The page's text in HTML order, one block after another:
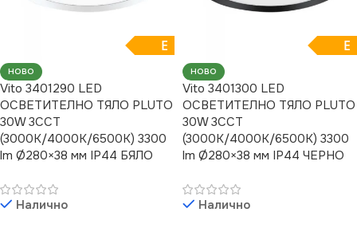
E
НОВО
Vito 3401290 LED
ОСВЕТИТЕЛНО ТЯЛО PLUTO
30W 3CCT
(3000K/4000K/6500K) 3300
lm Ø280×38 мм IP44 БЯЛО
Налично
E
НОВО
Vito 3401300 LED
ОСВЕТИТЕЛНО ТЯЛО PLUTO
30W 3CCT
(3000K/4000K/6500K) 3300
lm Ø280×38 мм IP44 ЧЕРНО
Налично